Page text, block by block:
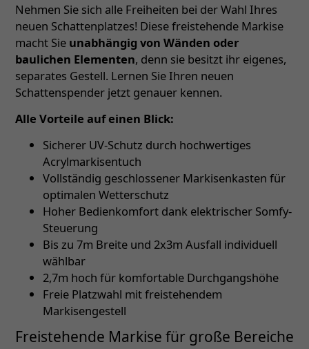
Nehmen Sie sich alle Freiheiten bei der Wahl Ihres
neuen Schattenplatzes! Diese freistehende Markise
macht Sie unabhängig von Wänden oder
baulichen Elementen, denn sie besitzt ihr eigenes,
separates Gestell. Lernen Sie Ihren neuen
Schattenspender jetzt genauer kennen.
Alle Vorteile auf einen Blick:
Sicherer UV-Schutz durch hochwertiges
Acrylmarkisentuch
Vollständig geschlossener Markisenkasten für
optimalen Wetterschutz
Hoher Bedienkomfort dank elektrischer Somfy-
Steuerung
Bis zu 7m Breite und 2x3m Ausfall individuell
wählbar
2,7m hoch für komfortable Durchgangshöhe
Freie Platzwahl mit freistehendem
Markisengestell
Freistehende Markise für große Bereiche